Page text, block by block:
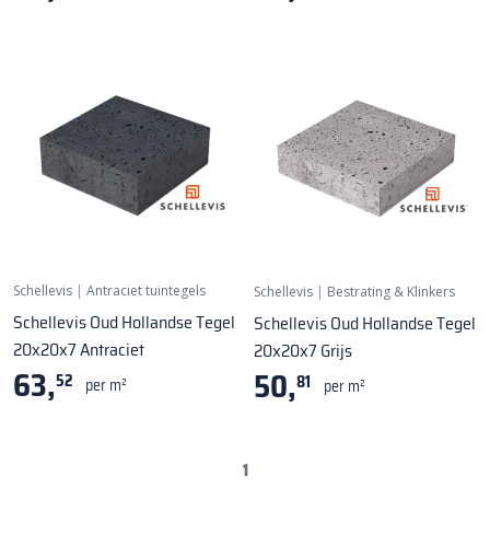
Schellevis | Antraciet tuintegels
Schellevis Oud Hollandse Tegel
20x20x7 Antraciet
63,52 per m²
Schellevis| Bestrating & Klinkers
Schellevis Oud Hollandse Tegel
20x20x7 Grijs
50,81 per m²
1